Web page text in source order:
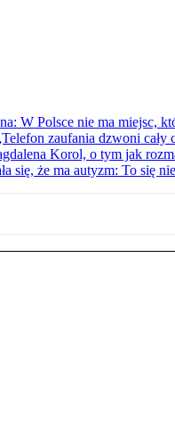
W Polsce nie ma miejsc,
zaufania dzwoni cały
Korol, o tym jak
się, że ma autyzm: To się